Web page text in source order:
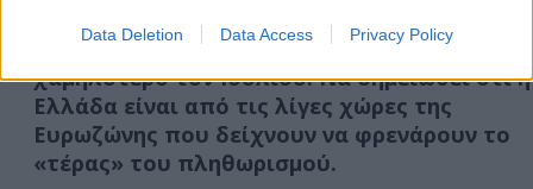
Data Deletion Data Access Privacy Policy
προϊδεάσει για αυτό η Eurostat, που
ανακοίνωσε για τον Αύγουστο πληθωρισμό
χαμηλότερο τον Ιουλίου. Να σημειωθεί ότι η
Ελλάδα είναι από τις λίγες χώρες της
Ευρωζώνης που δείχνουν να φρενάρουν το
«τέρας» του πληθωρισμού.